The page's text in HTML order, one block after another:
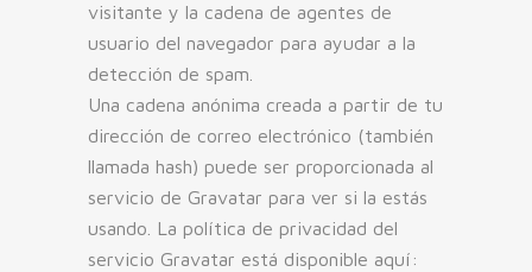
visitante y la cadena de agentes de
usuario del navegador para ayudar a la
detección de spam.
Una cadena anónima creada a partir de tu
dirección de correo electrónico (también
llamada hash) puede ser proporcionada al
servicio de Gravatar para ver si la estás
usando. La política de privacidad del
servicio Gravatar está disponible aquí: